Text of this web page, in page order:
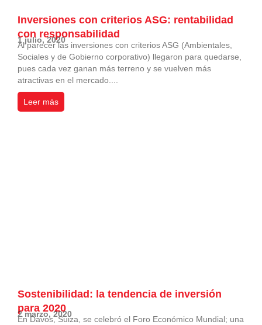
Inversiones con criterios ASG: rentabilidad
con responsabilidad
1 julio, 2020
Al parecer las inversiones con criterios ASG (Ambientales,
Sociales y de Gobierno corporativo) llegaron para quedarse,
pues cada vez ganan más terreno y se vuelven más
atractivas en el mercado....
Leer más
Sostenibilidad: la tendencia de inversión
para 2020
2 marzo, 2020
En Davos, Suiza, se celebró el Foro Económico Mundial; una